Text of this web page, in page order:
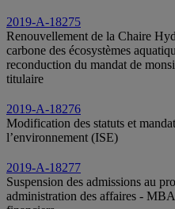
2019-A-18275
Renouvellement de la Chaire
carbone des écosystèmes
reconduction du mandat de
titulaire
2019-A-18276
Modification des statuts et
l’environnement (ISE)
2019-A-18277
Suspension des admissions au
administration des affaires ‑